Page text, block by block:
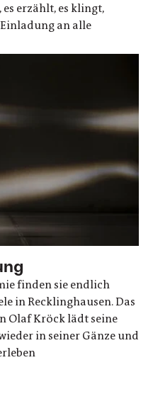
es erzählt, es klingt,
an alle
finden sie endlich
in Recklinghausen. Das
Olaf Kröck lädt seine
in seiner Gänze und